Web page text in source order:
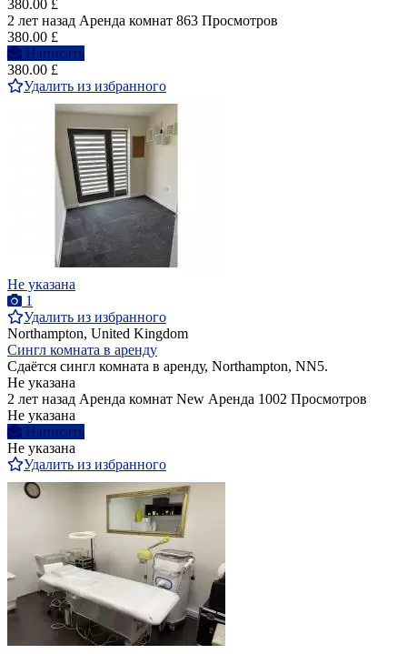
380.00 £
2 лет назад Аренда комнат 863 Просмотров
380.00 £
Написать
380.00 £
Удалить из избранного
Не указана
1
Удалить из избранного
Northampton, United Kingdom
Сингл комната в аренду
Сдаётся сингл комната в аренду, Northampton, NN5.
Не указана
2 лет назад Аренда комнат New Аренда 1002 Просмотров
Не указана
Написать
Не указана
Удалить из избранного